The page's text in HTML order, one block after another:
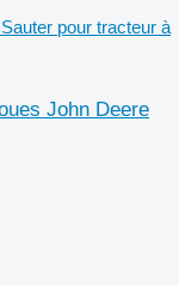
pour tracteur à
John Deere